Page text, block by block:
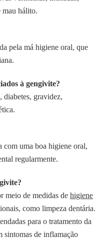
mau hálito.
pela má higiene oral, que
à gengivite?
diabetes, gravidez,
com uma boa higiene oral,
regularmente.
meio de medidas de higiene
como limpeza dentária.
para o tratamento da
sintomas de inflamação